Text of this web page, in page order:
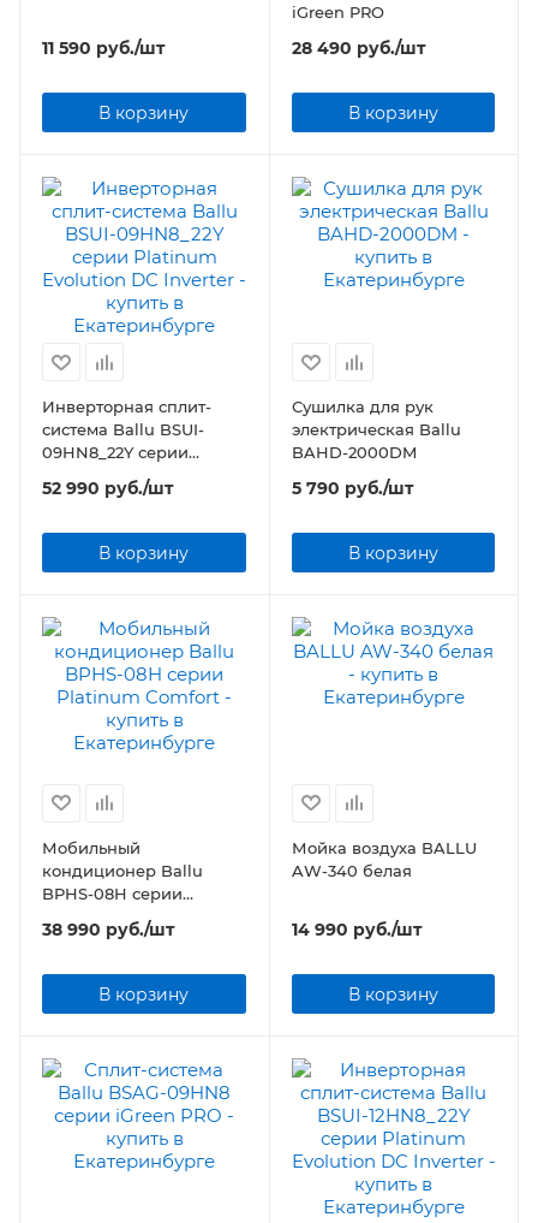
11 590 руб./шт
В корзину
iGreen PRO
28 490 руб./шт
В корзину
Инверторная сплит-
система Ballu BSUI-
09HN8_22Y серии
Platinum Evolution DC
Inverter
52 990 руб./шт
В корзину
Сушилка для рук
электрическая Ballu
BAHD-2000DM
5 790 руб./шт
В корзину
Мобильный
кондиционер Ballu
BPHS-08H серии
Platinum Comfort
38 990 руб./шт
В корзину
Мойка воздуха BALLU
AW-340 белая
14 990 руб./шт
В корзину